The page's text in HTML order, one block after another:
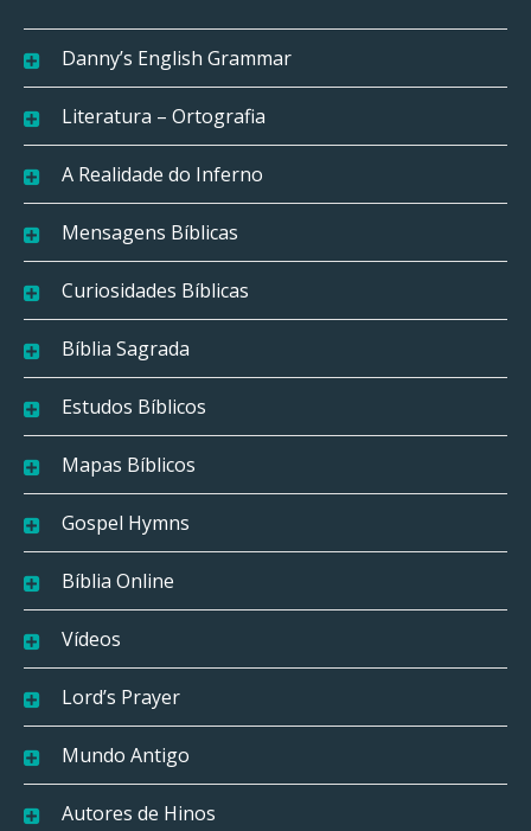
Danny’s English Grammar
Literatura – Ortografia
A Realidade do Inferno
Mensagens Bíblicas
Curiosidades Bíblicas
Bíblia Sagrada
Estudos Bíblicos
Mapas Bíblicos
Gospel Hymns
Bíblia Online
Vídeos
Lord’s Prayer
Mundo Antigo
Autores de Hinos